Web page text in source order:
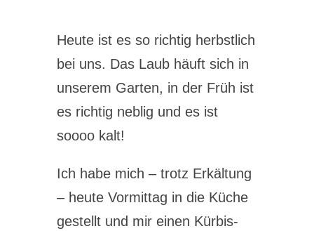
Heute ist es so richtig herbstlich
bei uns. Das Laub häuft sich in
unserem Garten, in der Früh ist
es richtig neblig und es ist
soooo kalt!
Ich habe mich – trotz Erkältung
– heute Vormittag in die Küche
gestellt und mir einen Kürbis-